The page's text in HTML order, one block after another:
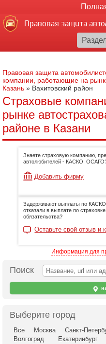
Правовая защита
Правовая защита
компании, работающие на
Казань » Вахитовский район
Страховые
рынке
районе в Казани
Знаете страховую компанию,
автолюбителей - КАСКО,
Добавить фирму
Задерживают выплаты по
отказали в выплате по
обязательства?
Оставьте свой отзыв и
Информация для
Поиск
Выберите город
Все Москва Санкт-
Волгоград
Екатеринбург